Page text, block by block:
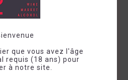
que vous avez l'âge
requis (18 ans) pour
à notre site.
pour le
recherche